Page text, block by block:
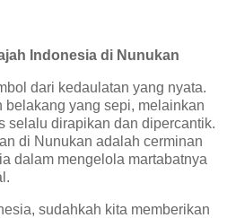
Indonesia di Nunukan
dari kedaulatan yang nyata.
belakang yang sepi, melainkan
selalu dirapikan dan dipercantik.
di Nunukan adalah cerminan
dalam mengelola martabatnya
sudahkah kita memberikan